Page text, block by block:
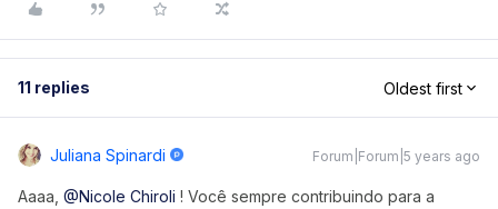
11 replies Oldest first
Juliana Spinardi Forum|Forum|5 years ago
Aaaa, @Nicole Chiroli ! Você sempre contribuindo para a